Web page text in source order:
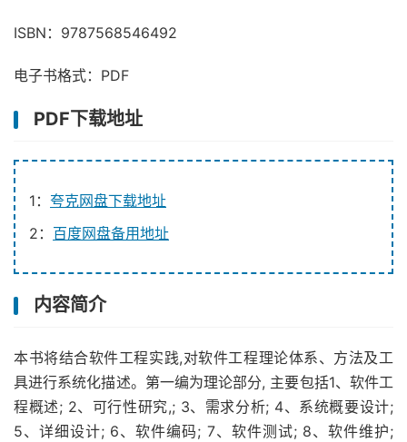
ISBN：9787568546492
电子书格式：PDF
PDF下载地址
1： 夸克网盘下载地址
2： 百度网盘备用地址
内容简介
本书将结合软件工程实践,对软件工程理论体系、方法及工
具进行系统化描述。第一编为理论部分, 主要包括1、软件工
程概述; 2、可行性研究,; 3、需求分析; 4、系统概要设计;
5、详细设计; 6、软件编码; 7、软件测试; 8、软件维护;